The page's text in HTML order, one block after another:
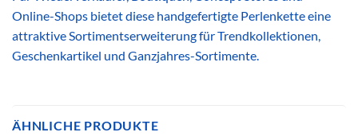
Online-Shops bietet diese handgefertigte Perlenkette eine
attraktive Sortimentserweiterung für Trendkollektionen,
Geschenkartikel und Ganzjahres-Sortimente.
ÄHNLICHE PRODUKTE